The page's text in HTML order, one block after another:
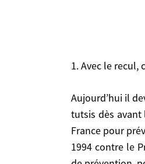
1. Avec le
Aujourd’hui il devrait être possible de replacer les efforts impuissants, mais méritoires, de la France dans leur véritable contexte: les massacres de
tutsis dès avant
France pour
1994 contre le
1. Avec le recul,